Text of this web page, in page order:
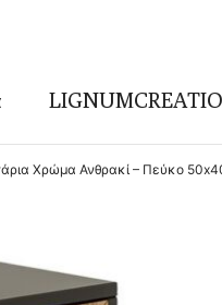
Χρώμα Ανθρακί – Πεύκο